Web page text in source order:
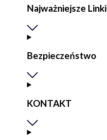
Najważniejsze Linki
Bezpieczeństwo
KONTAKT